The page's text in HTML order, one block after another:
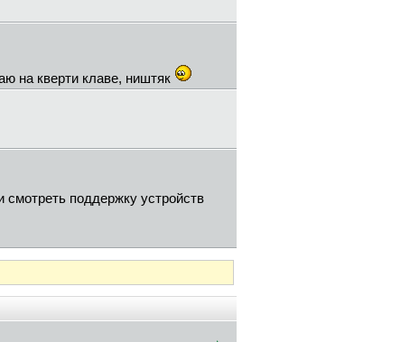
на кверти клаве, ништяк
смотреть поддержку устройств